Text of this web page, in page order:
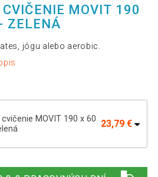
MOVIT 190
ZELENÁ
jógu alebo aerobic.
MOVIT 190 x 60 23,79 €
modrá